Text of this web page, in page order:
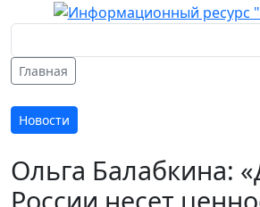
Главная
Новости
Ольга Балабкина: